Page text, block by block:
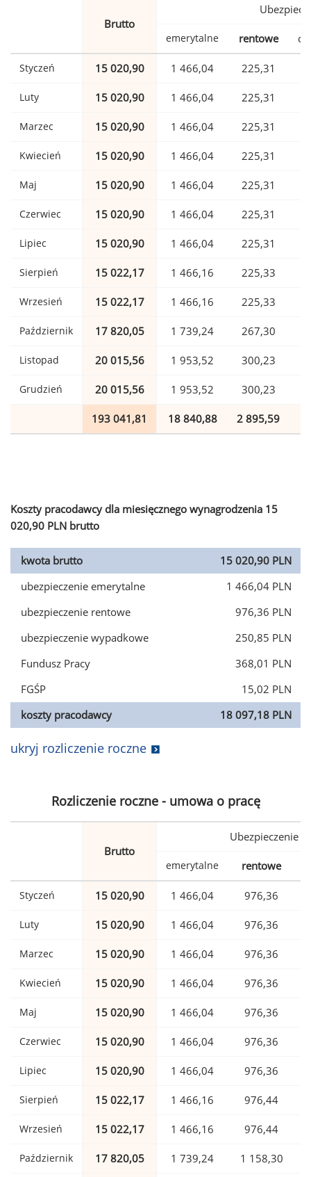
Brutto
emerytalne rentowe
Styczeń 15 020,90 1 466,04 225,31
Luty 15 020,90 1 466,04 225,31
Marzec 15 020,90 1 466,04 225,31
Kwiecień 15 020,90 1 466,04 225,31
Maj 15 020,90 1 466,04 225,31
Czerwiec 15 020,90 1 466,04 225,31
Lipiec 15 020,90 1 466,04 225,31
Sierpień 15 022,17 1 466,16 225,33
Wrzesień 15 022,17 1 466,16 225,33
Październik 17 820,05 1 739,24 267,30
Listopad 20 015,56 1 953,52 300,23
Grudzień 20 015,56 1 953,52 300,23
193 041,81 18 840,88 2 895,59
Koszty pracodawcy dla miesięcznego wynagrodzenia 15
020,90 PLN brutto
kwota brutto
15 020,90 PLN
ubezpieczenie emerytalne
1 466,04 PLN
ubezpieczenie rentowe
976,36 PLN
ubezpieczenie wypadkowe
250,85 PLN
Fundusz Pracy
368,01 PLN
FGŚP
15,02 PLN
koszty pracodawcy
18 097,18 PLN
ukryj rozliczenie roczne
Rozliczenie roczne - umowa o pracę
Brutto
Ubezpieczenie
emerytalne rentowe
Styczeń 15 020,90 1 466,04 976,36
Luty 15 020,90 1 466,04 976,36
Marzec 15 020,90 1 466,04 976,36
Kwiecień 15 020,90 1 466,04 976,36
Maj 15 020,90 1 466,04 976,36
Czerwiec 15 020,90 1 466,04 976,36
Lipiec 15 020,90 1 466,04 976,36
Sierpień 15 022,17 1 466,16 976,44
Wrzesień 15 022,17 1 466,16 976,44
Październik 17 820,05 1 739,24 1 158,30